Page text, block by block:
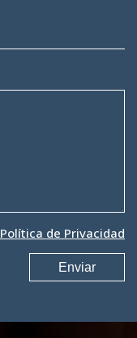
Política de Privacidad